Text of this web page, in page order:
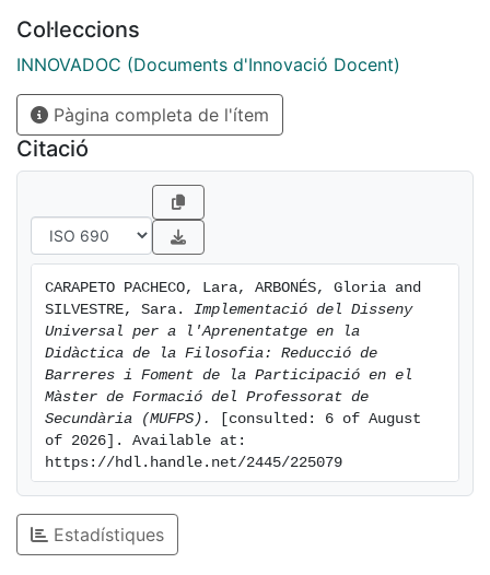
participació i la motivació de l’alumnat, capacita futurs
docents i s’alinea amb els principis del programa
Filosofia 3/18.
Since the publication of Decree 150/2017, the Catalan
education system has made progress in equity and
inclusion, although students with educational needs
still face barriers. This project introduces Universal
Design for Learning (UDL) into the Master's Degree in
Secondary School Teaching to reduce these barriers
through inclusive methodologies. Its implementation
improves the quality of learning, promotes learner
agency, increases student participation and
motivation, equips future teachers with necessary
skills, and aligns with the principles of the Philosophy
3/18 program.
Col·leccions
INNOVADOC (Documents d'Innovació Docent)
Pàgina completa de l'ítem
Citació
CARAPETO PACHECO, Lara, ARBONÉS, Gloria and
SILVESTRE, Sara. Implementació del Disseny
Universal per a l'Aprenentatge en la
Didàctica de la Filosofia: Reducció de
Barreres i Foment de la Participació en el
Màster de Formació del Professorat de
Secundària (MUFPS).
[consulted: 6 of August
of 2026]. Available at:
https://hdl.handle.net/2445/225079
Estadístiques